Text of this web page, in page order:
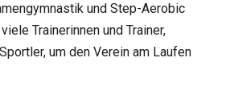
und Step-Aerobic
Trainerinnen und Trainer,
um den Verein am Laufen